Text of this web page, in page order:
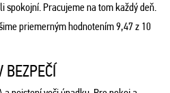
spokojní. Pracujeme na tom každý deň.
priemerným hodnotením 9,47 z 10
BEZPEČÍ